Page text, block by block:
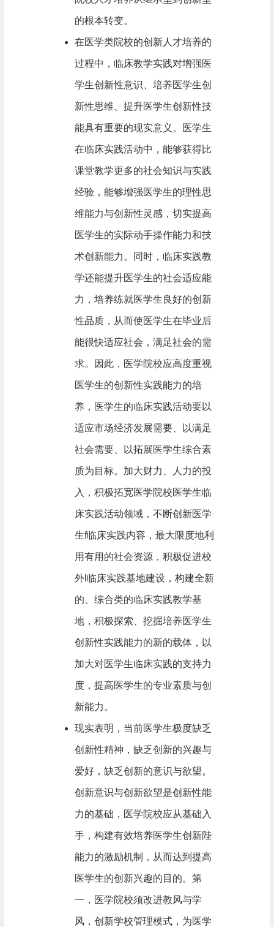
的根本转变。
在医学类院校的创新人才培养的
过程中，临床教学实践对增强医
学生创新性意识、培养医学生创
新性思维、提升医学生创新性技
能具有重要的现实意义。医学生
在临床实践活动中，能够获得比
课堂教学更多的社会知识与实践
经验，能够增强医学生的理性思
维能力与创新性灵感，切实提高
医学生的实际动手操作能力和技
术创新能力。同时，临床实践教
学还能提升医学生的社会适应能
力，培养练就医学生良好的创新
性品质，从而使医学生在毕业后
能很快适应社会，满足社会的需
求。因此，医学院校应高度重视
医学生的创新性实践能力的培
养，医学生的临床实践活动要以
适应市场经济发展需要、以满足
社会需要、以拓展医学生综合素
质为目标。加大财力、人力的投
入，积极拓宽医学院校医学生临
床实践活动领域，不断创新医学
生f临床实践内容，最大限度地利
用有用的社会资源，积极促进校
外l临床实践基地建设，构建全新
的、综合类的临床实践教学基
地，积极探索、挖掘培养医学生
创新性实践能力的新的载体，以
加大对医学生临床实践的支持力
度，提高医学生的专业素质与创
新能力。
现实表明，当前医学生极度缺乏
创新性精神，缺乏创新的兴趣与
爱好，缺乏创新的意识与欲望。
创新意识与创新欲望是创新性能
力的基础，医学院校应从基础入
手，构建有效培养医学生创新陛
能力的激励机制，从而达到提高
医学生的创新兴趣的目的。第
一，医学院校须改进教风与学
风，创新学校管理模式，为医学